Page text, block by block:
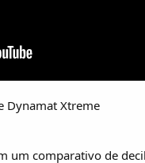
Dynamat Xtreme
um comparativo de